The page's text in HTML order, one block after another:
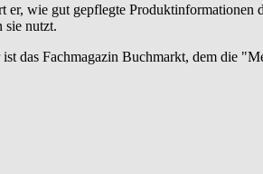
wie gut gepflegte Produktinformationen
sie nutzt.
das Fachmagazin Buchmarkt, dem die